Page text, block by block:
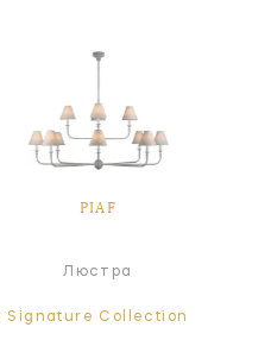
PIAF
Люстра
Signature Collection